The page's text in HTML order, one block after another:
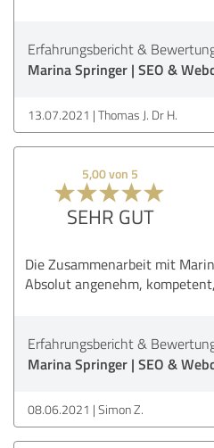
Erfahrungsbericht &
Marina Springer | SEO &
13.07.2021 Thomas J. Dr H.
5,00 von 5
SEHR GUT
Die Zusammenarbeit mit
Absolut angenehm,
Erfahrungsbericht &
Marina Springer | SEO &
08.06.2021 Simon Z.